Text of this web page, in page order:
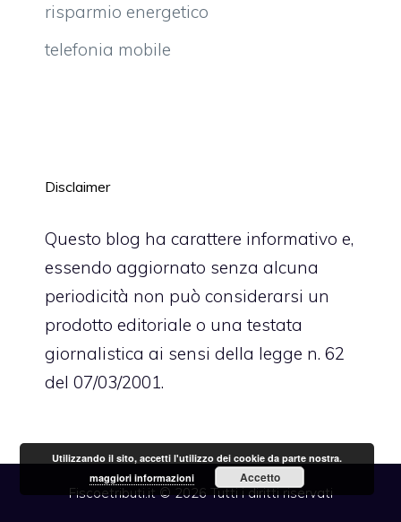
risparmio energetico
telefonia mobile
Disclaimer
Questo blog ha carattere informativo e,
essendo aggiornato senza alcuna
periodicità non può considerarsi un
prodotto editoriale o una testata
giornalistica ai sensi della legge n. 62
del 07/03/2001.
Fiscoetributi.it © 2026 Tutti i diritti riservati
Utilizzando il sito, accetti l'utilizzo dei cookie da parte nostra.
maggiori informazioni
Accetto